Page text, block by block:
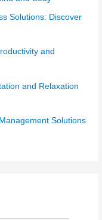
Solutions: Discover
and
and Relaxation
Solutions